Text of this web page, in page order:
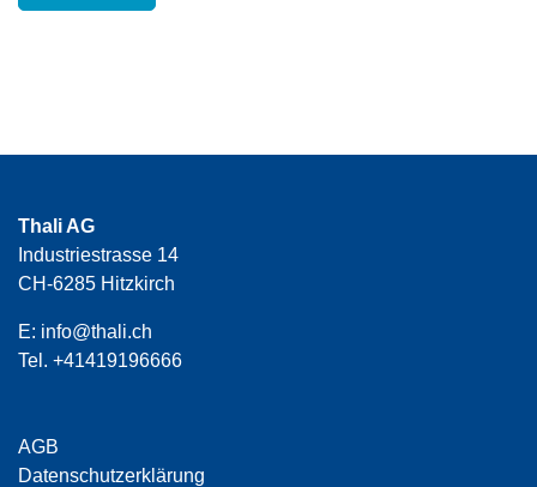
Thali AG
Industriestrasse 14
CH-6285 Hitzkirch
E: info@thali.ch
Tel. +41419196666
AGB
Datenschutzerklärung